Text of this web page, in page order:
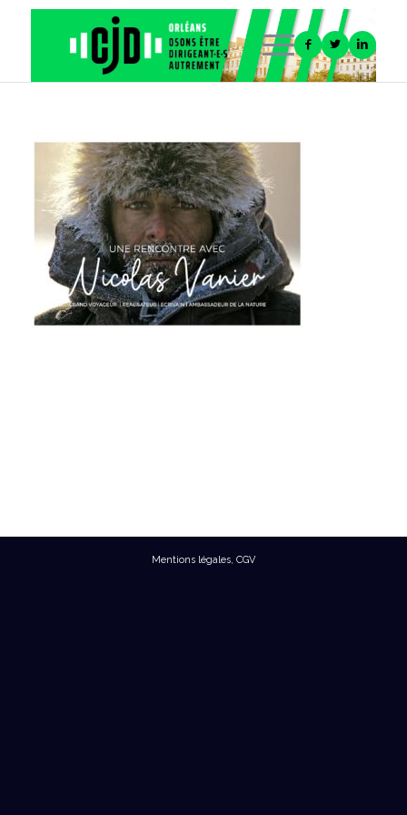
Mentions légales, CGV